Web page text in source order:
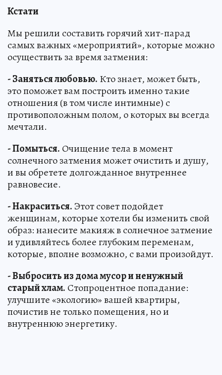
Кстати
Мы решили составить горячий хит-парад
самых важных «мероприятий», которые можно
осуществить за время затмения:
- Заняться любовью. Кто знает, может быть,
это поможет вам построить именно такие
отношения (в том числе интимные) с
противоположным полом, о которых вы всегда
мечтали.
- Помыться. Очищение тела в момент
солнечного затмения может очистить и душу,
и вы обретете долгожданное внутреннее
равновесие.
- Накраситься. Этот совет подойдет
женщинам, которые хотели бы изменить свой
образ: нанесите макияж в солнечное затмение
и удивляйтесь более глубоким переменам,
которые, вполне возможно, с вами произойдут.
- Выбросить из дома мусор и ненужный
старый хлам. Стопроцентное попадание:
улучшите «экологию» вашей квартиры,
почистив не только помещения, но и
внутреннюю энергетику.